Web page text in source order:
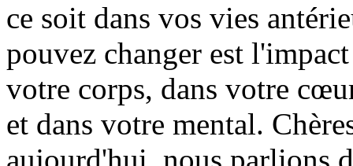
ce soit dans vos vies
pouvez changer est
votre corps, dans votre
et dans votre mental.